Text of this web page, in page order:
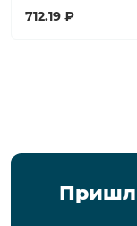
712.19 ₽